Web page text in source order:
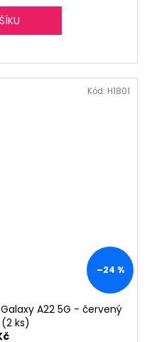
–24 %
A22 5G - červený
(2 ks)
Kód: H1801